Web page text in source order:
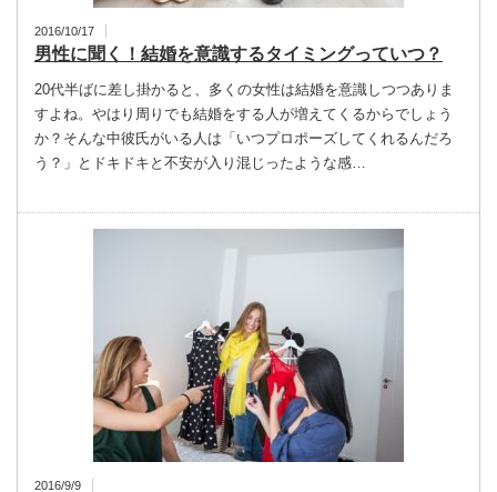
2016/10/17
男性に聞く！結婚を意識するタイミングっていつ？
20代半ばに差し掛かると、多くの女性は結婚を意識しつつありま
すよね。やはり周りでも結婚をする人が増えてくるからでしょう
か？そんな中彼氏がいる人は「いつプロポーズしてくれるんだろ
う？」とドキドキと不安が入り混じったような感…
2016/9/9